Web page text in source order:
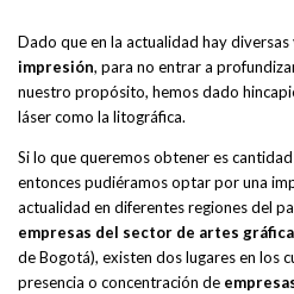
Dado que en la actualidad hay
impresión, para no entrar a
nuestro propósito, hemos dado
láser como la litográfica.
Si lo que queremos obtener es
entonces pudiéramos optar por una
actualidad en diferentes regiones del
empresas del sector de artes
de Bogotá), existen dos lugares en los
presencia o concentración de